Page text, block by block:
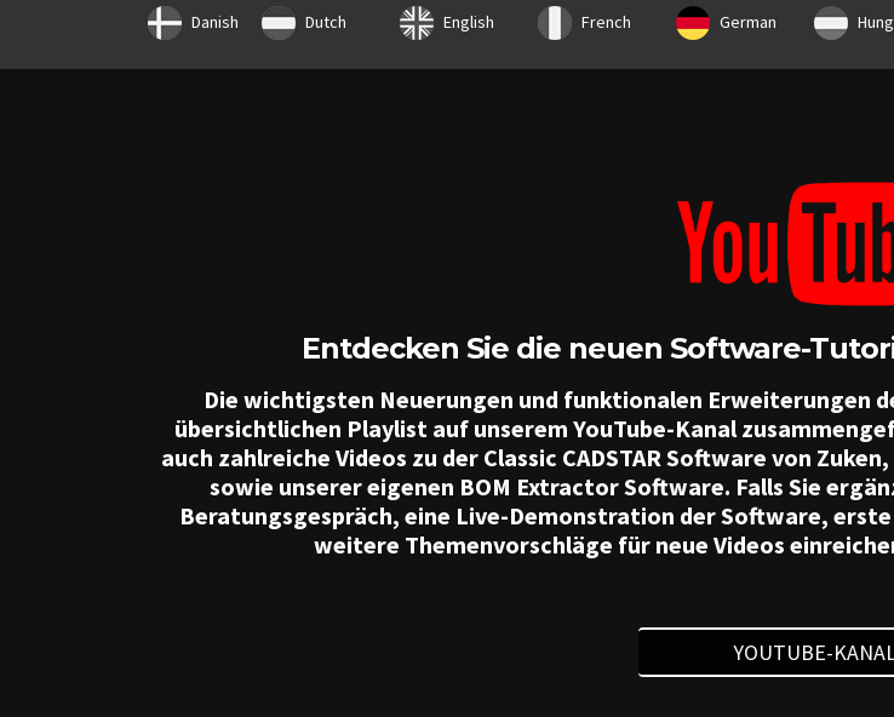
Danish Dutch English French German
Entdecken Sie die neuen Software-
Die wichtigsten Neuerungen und funktionalen Erweiterungen
übersichtlichen Playlist auf unserem YouTube-Kanal
auch zahlreiche Videos zu der Classic CADSTAR Software von
sowie unserer eigenen BOM Extractor Software. Falls Sie
Beratungsgespräch, eine Live-Demonstration der Software,
weitere Themenvorschläge für neue Videos
YOUTUBE-